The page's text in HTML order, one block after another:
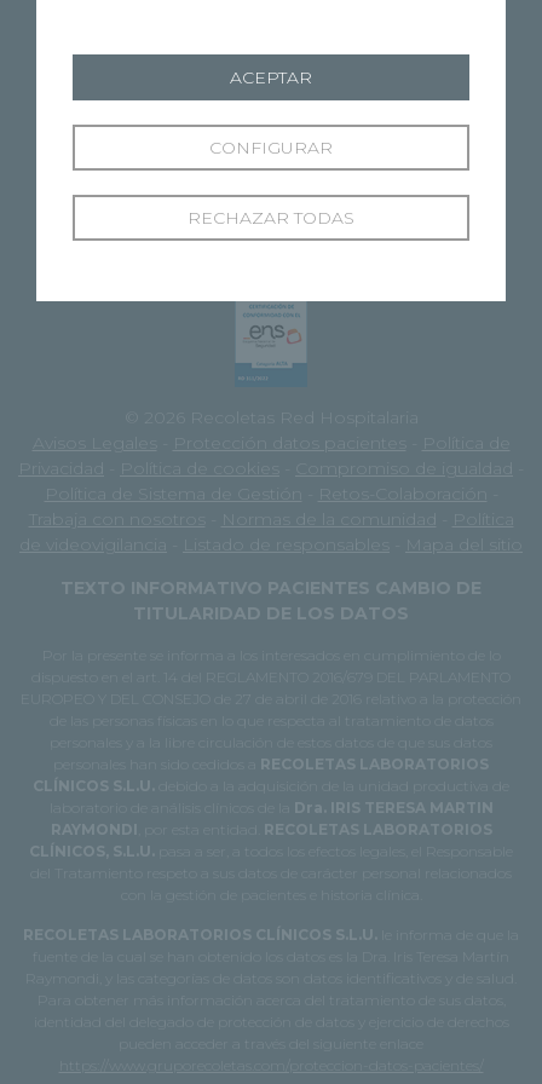
DESCARGAR APP
APPLE STORE
© 2026 Recoletas Red Hospitalaria
Avisos Legales
Protección datos pacientes
Política de
Privacidad
Política de cookies Compromiso de igualdad
Política de Sistema de Gestión
Retos-Colaboración
Trabaja con nosotros
Normas de la comunidad
Política
de videovigilancia
Listado de responsables
Mapa del sitio
TEXTO INFORMATIVO PACIENTES CAMBIO DE
TITULARIDAD DE LOS DATOS
Por la presente se informa a los interesados en cumplimiento de lo
dispuesto en el art. 14 del REGLAMENTO 2016/679 DEL PARLAMENTO
EUROPEO Y DEL CONSEJO de 27 de abril de 2016 relativo a la protección
de las personas físicas en lo que respecta al tratamiento de datos
personales y a la libre circulación de estos datos de que sus datos
RECOLETAS LABORATORIOS
CLÍNICOS S.L.U.
debido a la adquisición de la unidad productiva de
laboratorio de análisis clínicos de la Dra. IRIS TERESA MARTIN
RAYMONDI , por esta entidad. RECOLETAS LABORATORIOS
CLÍNICOS, S.L.U.
pasa a ser, a todos los efectos legales, el Responsable
del Tratamiento respeto a sus datos de carácter personal relacionados
con la gestión de pacientes e historia clínica.
RECOLETAS LABORATORIOS CLÍNICOS S.L.U.
le informa de que la
fuente de la cual se han obtenido los datos es la Dra. Iris Teresa Martín
Raymondi, y las categorías de datos son datos identificativos y de salud.
Para obtener más información acerca del tratamiento de sus datos,
identidad del delegado de protección de datos y ejercicio de derechos
pueden acceder a través del siguiente enlace
https://www.gruporecoletas.com/proteccion-datos-pacientes/
RECHAZAR TODAS
CONFIGURAR
ACEPTAR